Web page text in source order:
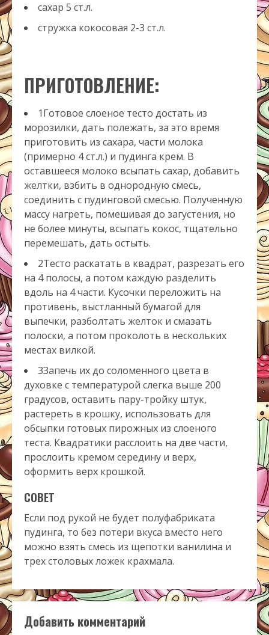
сахар 5 ст.л.
стружка кокосовая 2-3 ст.л.
ПРИГОТОВЛЕНИЕ:
1Готовое слоеное тесто достать из
морозилки, дать полежать, за это время
приготовить из сахара, части молока
(примерно 4 ст.л.) и пудинга крем. В
оставшееся молоко всыпать сахар, добавить
желтки, взбить в однородную смесь,
соединить с пудинговой смесью. Полученную
массу нагреть, помешивая до загустения, но
не более минуты, всыпать кокос, тщательно
перемешать, дать остыть.
2Тесто раскатать в квадрат, разрезать его
на 4 полосы, а потом каждую разделить
вдоль на 4 части. Кусочки переложить на
противень, выстланный бумагой для
выпечки, разболтать желток и смазать
полоски, а потом проколоть в нескольких
местах вилкой.
3Запечь их до соломенного цвета в
духовке с температурой слегка выше 200
градусов, оставить пару-тройку штук,
растереть в крошку, использовать для
обсыпки готовых пирожных из слоеного
теста. Квадратики расслоить на две части,
прослоить кремом середину и верх,
оформить верх крошкой.
СОВЕТ
Если под рукой не будет полуфабриката
пудинга, то без потери вкуса вместо него
можно взять смесь из щепотки ванилина и
трех столовых ложек крахмала.
Добавить комментарий